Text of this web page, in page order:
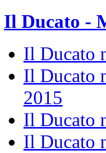
Il Ducato -
Il Ducato
Il Ducato
2015
Il Ducato
Il Ducato